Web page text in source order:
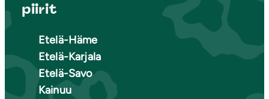
piirit
Etelä-Häme
Etelä-Karjala
Etelä-Savo
Kainuu